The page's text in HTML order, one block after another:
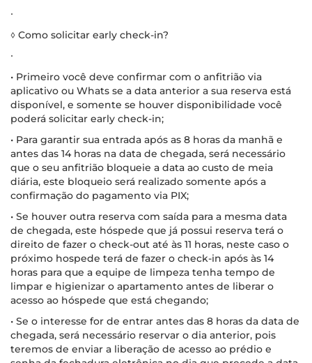
∙
◊ Como solicitar early check-in?
∙
• Primeiro você deve confirmar com o anfitrião via
aplicativo ou Whats se a data anterior a sua reserva está
disponível, e somente se houver disponibilidade você
poderá solicitar early check-in;
• Para garantir sua entrada após as 8 horas da manhã e
antes das 14 horas na data de chegada, será necessário
que o seu anfitrião bloqueie a data ao custo de meia
diária, este bloqueio será realizado somente após a
confirmação do pagamento via PIX;
• Se houver outra reserva com saída para a mesma data
de chegada, este hóspede que já possui reserva terá o
direito de fazer o check-out até às 11 horas, neste caso o
próximo hospede terá de fazer o check-in após às 14
horas para que a equipe de limpeza tenha tempo de
limpar e higienizar o apartamento antes de liberar o
acesso ao hóspede que está chegando;
• Se o interesse for de entrar antes das 8 horas da data de
chegada, será necessário reservar o dia anterior, pois
teremos de enviar a liberação de acesso ao prédio e